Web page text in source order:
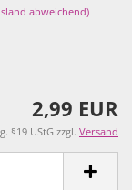
abweichend)
2,99 EUR
§19 UStG zzgl. Versand